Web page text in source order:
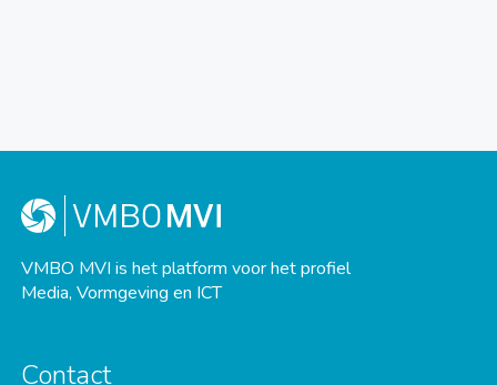
VMBO MVI is het platform voor het profiel
Media, Vormgeving en ICT
Contact